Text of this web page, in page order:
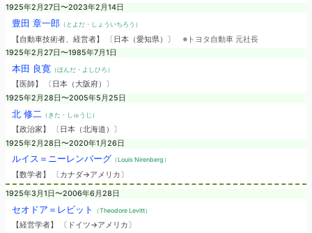
1925年2月27日〜2023年2月14日
豊田 章一郎（とよだ・しょういちろう）
【自動車技術者、経営者】 〔日本（愛知県）〕 ※トヨタ自動車 元社長
1925年2月27日〜1985年7月1日
本田 良寛 （ほんだ・よしひろ）
【医師】 〔日本（大阪府）〕
1925年2月28日〜2005年5月25日
北 修二 （きた・しゅうじ）
【政治家】 〔日本（北海道）〕
1925年2月28日〜2020年1月26日
ルイス＝ニーレンバーグ （Louis Nirenberg）
【数学者】 〔カナダ→アメリカ〕
1925年3月1日〜2006年6月28日
セオドア＝レビット （Theodore Levitt）
【経営学者】 〔ドイツ→アメリカ〕